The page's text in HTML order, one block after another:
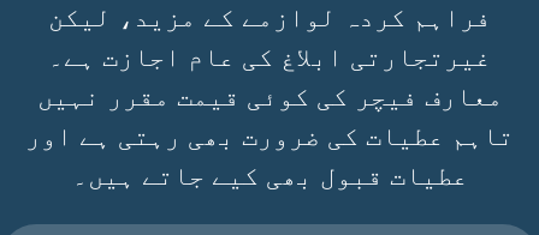
فراہم کردہ لوازمے کے مزید، لیکن
غیرتجارتی ابلاغ کی عام اجازت ہے۔
معارف فیچر کی کوئی قیمت مقرر نہیں
تاہم عطیات کی ضرورت بھی رہتی ہے اور
عطیات قبول بھی کیے جاتے ہیں۔